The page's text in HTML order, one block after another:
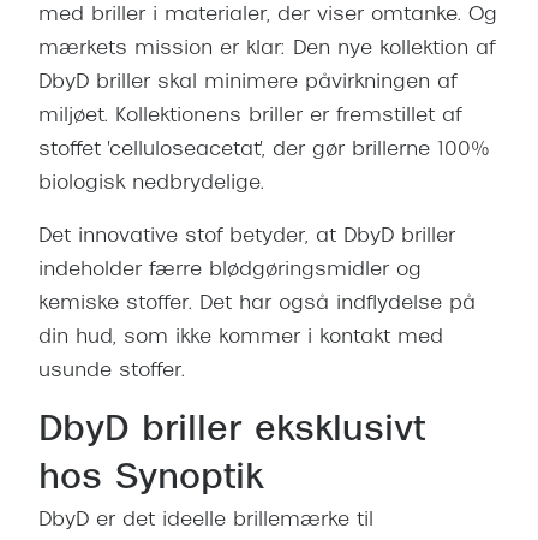
med briller i materialer, der viser omtanke. Og
mærkets mission er klar: Den nye kollektion af
DbyD briller skal minimere påvirkningen af
miljøet. Kollektionens briller er fremstillet af
stoffet 'celluloseacetat', der gør brillerne 100%
biologisk nedbrydelige.
Det innovative stof betyder, at DbyD briller
indeholder færre blødgøringsmidler og
kemiske stoffer. Det har også indflydelse på
din hud, som ikke kommer i kontakt med
usunde stoffer.
DbyD briller eksklusivt
hos Synoptik
DbyD er det ideelle brillemærke til